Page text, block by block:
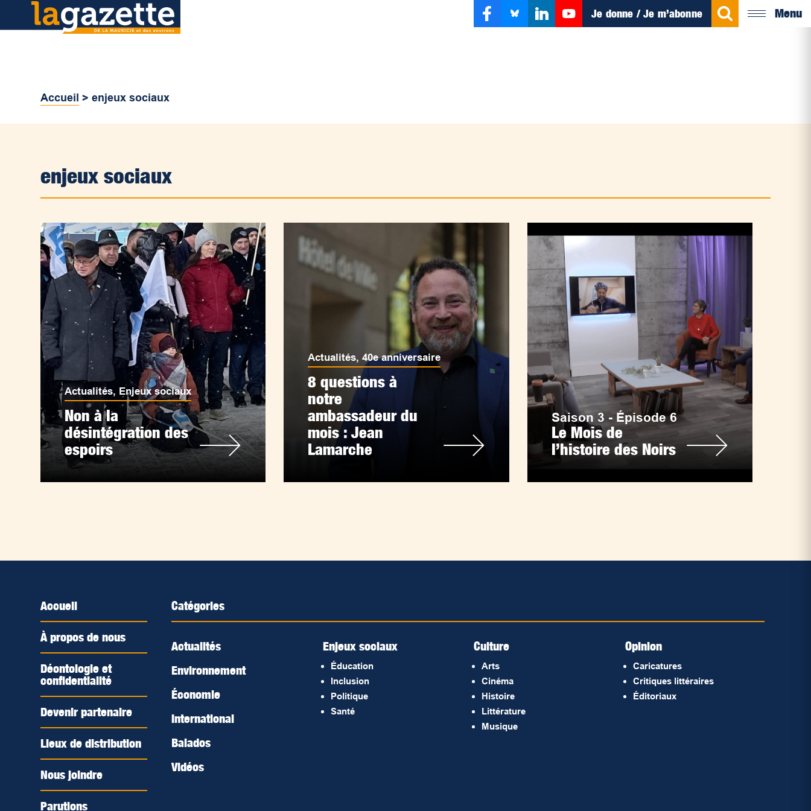
Je donne / Je m’abonne Menu
Accueil >enjeux sociaux
enjeux sociaux
Actualités, Enjeux sociaux
Non à la
désintégration des
espoirs
Actualités,40e anniversaire
8 questions à
notre
ambassadeur du
mois : Jean
Lamarche
Saison 3 - Épisode 6
Le Mois de
l’histoire des Noirs
Accueil
À propos de nous
Déontologie et
confidentialité
Devenir partenaire
Lieux de distribution
Nous joindre
Parutions
Catégories
Actualités
Environnement
Économie
International
Balados
Vidéos
Enjeux sociaux
Éducation
Inclusion
Politique
Santé
Culture
Arts
Cinéma
Histoire
Littérature
Musique
Opinion
Caricatures
Critiques littéraires
Éditoriaux